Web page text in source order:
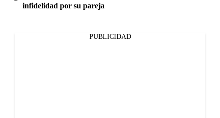
infidelidad por su pareja
PUBLICIDAD